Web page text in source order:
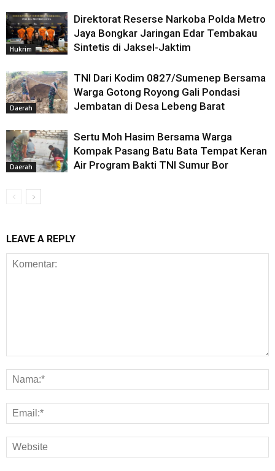
Hukrim
Direktorat Reserse Narkoba Polda Metro
Jaya Bongkar Jaringan Edar Tembakau
Sintetis di Jaksel-Jaktim
Daerah
TNI Dari Kodim 0827/Sumenep Bersama
Warga Gotong Royong Gali Pondasi
Jembatan di Desa Lebeng Barat
Daerah
Sertu Moh Hasim Bersama Warga
Kompak Pasang Batu Bata Tempat Keran
Air Program Bakti TNI Sumur Bor
LEAVE A REPLY